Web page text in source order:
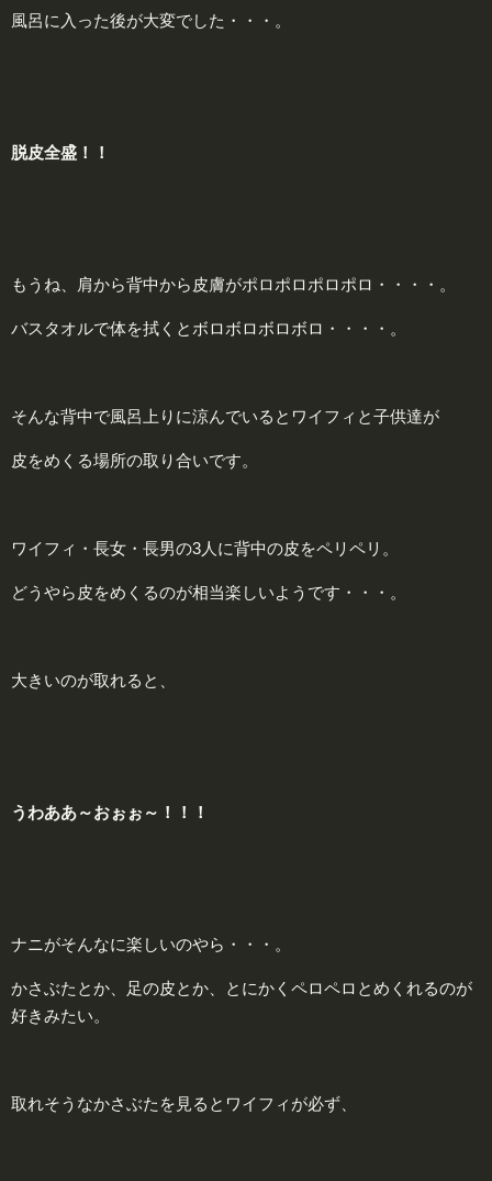
風呂に入った後が大変でした・・・。
脱皮全盛！！
もうね、肩から背中から皮膚がポロポロポロポロ・・・・。
バスタオルで体を拭くとボロボロボロボロ・・・・。
そんな背中で風呂上りに涼んでいるとワイフィと子供達が
皮をめくる場所の取り合いです。
ワイフィ・長女・長男の3人に背中の皮をペリペリ。
どうやら皮をめくるのが相当楽しいようです・・・。
大きいのが取れると、
うわああ～おぉ ぉ ～ ！！！
ナニがそんなに楽しいのやら・・・。
かさぶたとか、足の皮とか、とにかくペロペロとめくれるのが
好きみたい。
取れそうなかさぶたを見るとワイフィが必ず、